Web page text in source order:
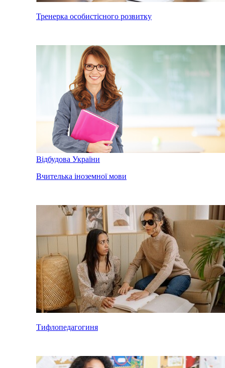
Тренерка особистісного розвитку
Відбудова України
Вчителька іноземної мови
Тифлопедагогиня